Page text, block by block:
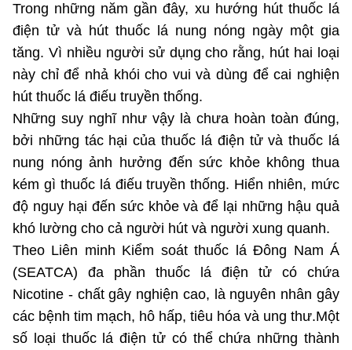
Năng lượng nguyên tử
Tin tổng hợp
Tin địa phương
Chuyển đổi số
Bưu chính, Viễn thông
Sở hữu trí tuệ
Tiêu chuẩn, đo lường, chất lượng
Năng lượng nguyên tử
Videos
Infographic
Ảnh
Voice
Nhiệm vụ trọng tâm
Chọn ngôn ngữ
Vietnamese English
BỘ KHOA HỌC VÀ CÔNG NGHỆ
Trong những năm gần đây, xu hướng hút thuốc lá
điện tử và hút thuốc lá nung nóng ngày một gia
tăng. Vì nhiều người sử dụng cho rằng, hút hai loại
này chỉ để nhả khói cho vui và dùng để cai nghiện
hút thuốc lá điếu truyền thống.
Những suy nghĩ như vậy là chưa hoàn toàn đúng,
bởi những tác hại của thuốc lá điện tử và thuốc lá
nung nóng ảnh hưởng đến sức khỏe không thua
kém gì thuốc lá điếu truyền thống. Hiển nhiên, mức
độ nguy hại đến sức khỏe và để lại những hậu quả
khó lường cho cả người hút và người xung quanh.
Theo Liên minh Kiểm soát thuốc lá Đông Nam Á
(SEATCA) đa phần thuốc lá điện tử có chứa
Nicotine - chất gây nghiện cao, là nguyên nhân gây
các bệnh tim mạch, hô hấp, tiêu hóa và ung thư.Một
số loại thuốc lá điện tử có thể chứa những thành